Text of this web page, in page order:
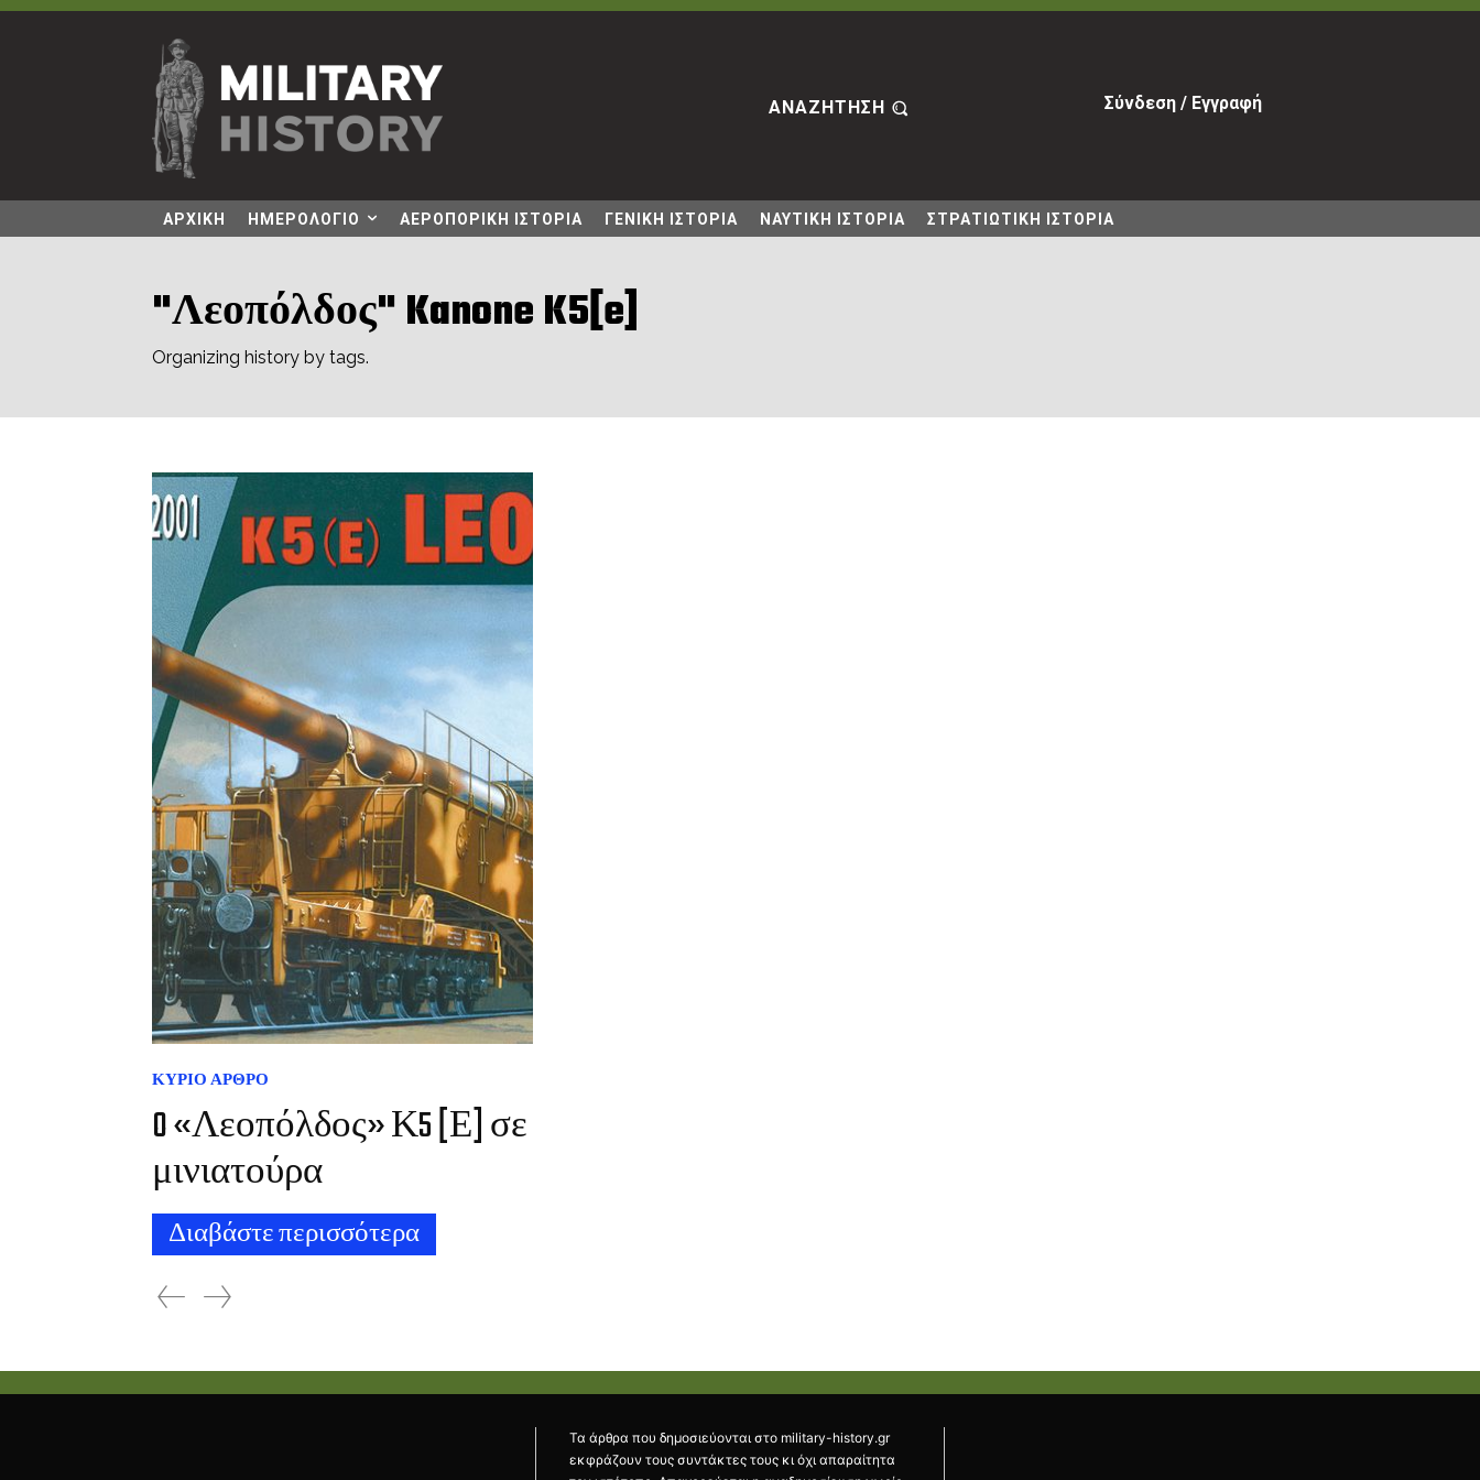
ΑΝΑΖΗΤΗΣΗ Σύνδεση / Εγγραφή
ΑΡΧΙΚΗ ΗΜΕΡΟΛΟΓΙΟ ΑΕΡΟΠΟΡΙΚΗ ΙΣΤΟΡΙΑ ΓΕΝΙΚΗ ΙΣΤΟΡΙΑ ΝΑΥΤΙΚΗ ΙΣΤΟΡΙΑ ΣΤΡΑΤΙΩΤΙΚΗ ΙΣΤΟΡΙΑ
"Λεοπόλδος" Kanone K5[e]
Organizing history by tags.
ΚΎΡΙΟ ΆΡΘΡΟ
O «Λεοπόλδος» Κ5 [Ε] σε
μινιατούρα
Διαβάστε περισσότερα
Τα άρθρα που δημοσιεύονται στο military-history.gr
εκφράζουν τους συντάκτες τους κι όχι απαραίτητα